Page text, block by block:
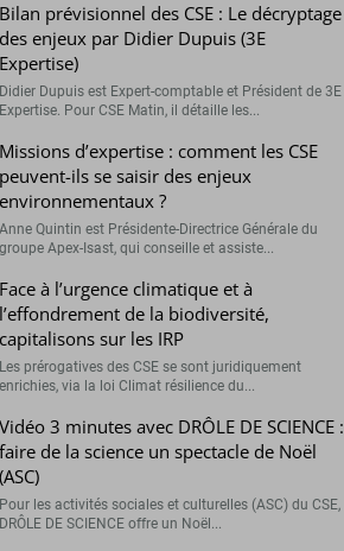
Bilan prévisionnel des CSE : Le décryptage
des enjeux par Didier Dupuis (3E
Expertise)
Didier Dupuis est Expert-comptable et Président de 3E
Expertise. Pour CSE Matin, il détaille les...
Missions d’expertise : comment les CSE
peuvent-ils se saisir des enjeux
environnementaux ?
Anne Quintin est Présidente-Directrice Générale du
groupe Apex-Isast, qui conseille et assiste...
Face à l’urgence climatique et à
l’effondrement de la biodiversité,
capitalisons sur les IRP
Les prérogatives des CSE se sont juridiquement
enrichies, via la loi Climat résilience du...
Vidéo 3 minutes avec DRÔLE DE SCIENCE :
faire de la science un spectacle de Noël
(ASC)
Pour les activités sociales et culturelles (ASC) du CSE,
DRÔLE DE SCIENCE offre un Noël...